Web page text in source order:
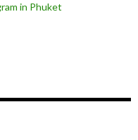
in Phuket